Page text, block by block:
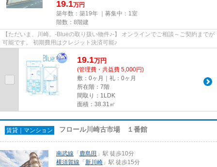
19.1万円
築年数：築19年 ｜募集中： 1室
階数：8階建
【ただいま、川崎。-Blueの取り扱い物件♪-】 オンラインでご相談～ご契約までが
可能です。 初期費用はクレジット決済可能♪
19.1万円
(管理費・共益費 5,000円)
敷：0ヶ月｜礼：0ヶ月
所在階：7階
間取り：1LDK
面積：38.31㎡
賃貸｜マンション フロール川崎古市場 １番館
南武線 「 鹿島田 」駅 徒歩10分
横須賀線 「 新川崎 」駅 徒歩15分